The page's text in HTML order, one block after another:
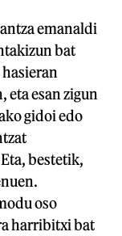
emanaldi
bat
eta esan zigun
gidoi edo
bestetik,
oso
harribitxi bat